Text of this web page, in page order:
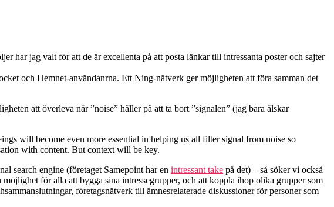
har jag valt för att de är excellenta på att posta länkar till intressanta poster och sajter
och Hemnet-användanrna. Ett Ning-nätverk ger möjligheten att föra samman det
att överleva när ”noise” håller på att ta bort ”signalen” (jag bara älskar
will become even more essential in helping us all filter signal from noise so
with content. But context will be key.
search engine (företaget Samepoint har en intressant take på det) – så söker vi också
för alla att bygga sina intressegrupper, och att koppla ihop olika grupper som
företagsnätverk till ämnesrelaterade diskussioner för personer som